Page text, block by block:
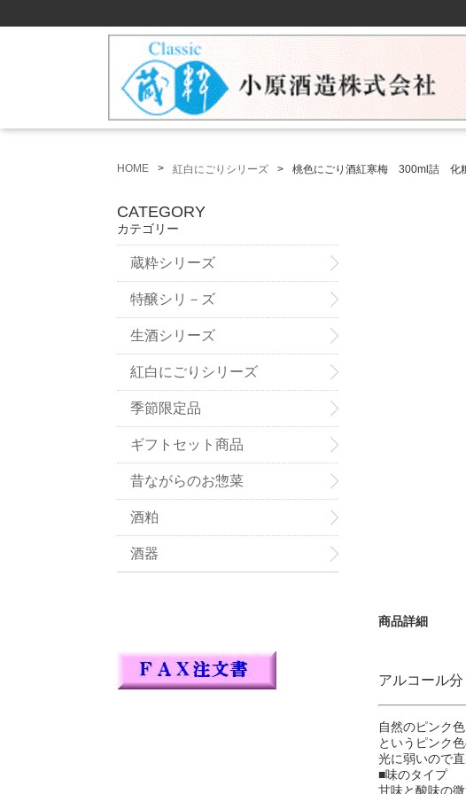
HOME 紅白にごりシリーズ 桃色にごり酒紅寒梅 300ml詰 化
商品詳細
アルコール
自然のピンク
というピンク
光に弱いので
■味のタイプ
甘味と酸味の
CATEGORY
カテゴリー
蔵粋シリーズ
特醸シリ－ズ
生酒シリーズ
紅白にごりシリーズ
季節限定品
ギフトセット商品
昔ながらのお惣菜
酒粕
酒器